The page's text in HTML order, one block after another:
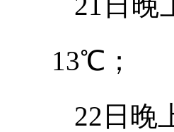
13℃；
22日晚